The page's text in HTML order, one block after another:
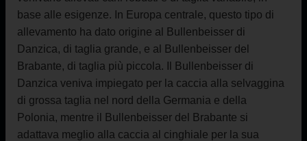
base alle esigenze. In Europa centrale, questo tipo di
allevamento ha dato origine al Bullenbeisser di
Danzica, di taglia grande, e al Bullenbeisser del
Brabante, di taglia più piccola. Il Bullenbeisser di
Danzica veniva impiegato per la caccia alla selvaggina
di grossa taglia nel nord della Germania e della
Polonia, mentre il Bullenbeisser del Brabante si
adattava meglio alla caccia al cinghiale per la sua